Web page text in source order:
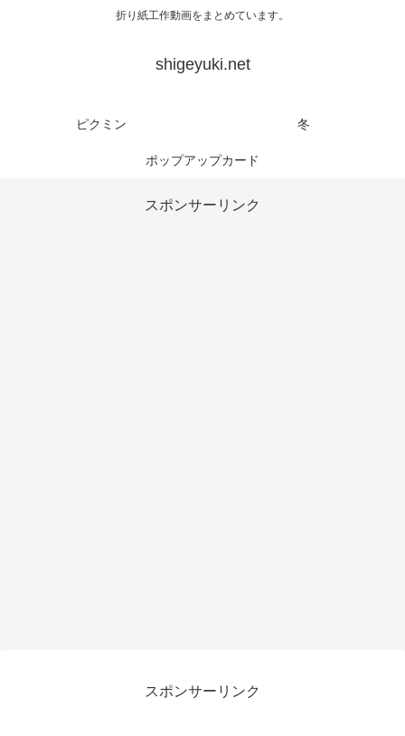
折り紙工作動画をまとめています。
shigeyuki.net
ピクミン 冬
ポップアップカード
スポンサーリンク
スポンサーリンク